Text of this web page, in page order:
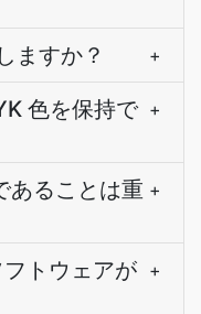
ますか？ +
色を保持で +
あることは重 +
トウェアが +